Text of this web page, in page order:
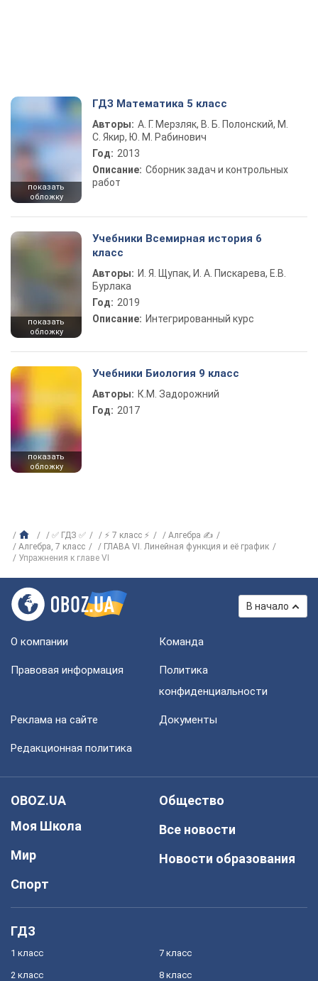
показать
обложку
ГДЗ Математика 5 класс
Авторы: А. Г. Мерзляк, В. Б. Полонский, М.
С. Якир, Ю. М. Рабинович
Год: 2013
Описание: Сборник задач и контрольных
работ
показать
обложку
Учебники Всемирная история 6
класс
Авторы: И. Я. Щупак, И. А. Пискарева, Е.В.
Бурлака
Год: 2019
Описание: Интегрированный курс
показать
обложку
Учебники Биология 9 класс
Авторы: К.М. Задорожний
Год: 2017
✅ ГДЗ ✅ ⚡ 7 класс ⚡
Алгебра ✍
Алгебра, 7 класс
ГЛАВА VI. Линейная функция и её график
Упражнения к главе VI
В начало
О компании Команда
Правовая информация
Политика
конфиденциальности
Реклама на сайте Документы
Редакционная политика
OBOZ.UA
Моя Школа
Мир
Спорт
Общество
Все новости
Новости образования
ГДЗ
1 класс
2 класс
7 класс
8 класс